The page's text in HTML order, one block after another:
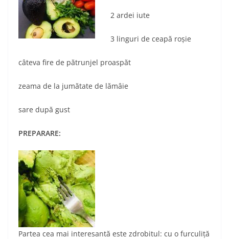
2 ardei iute
3 linguri de ceapă roșie
câteva fire de pătrunjel proaspăt
zeama de la jumătate de lămâie
sare după gust
PREPARARE:
Partea cea mai interesantă este zdrobitul: cu o furculiță